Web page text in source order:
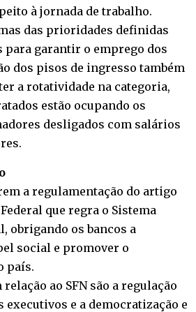
à jornada de trabalho.
das prioridades definidas
para garantir o emprego dos
dos pisos de ingresso também
a rotatividade na categoria,
estão ocupando os
desligados com salários
a regulamentação do artigo
que regra o Sistema
obrigando os bancos a
social e promover o
país.
ao SFN são a regulação
executivos e a democratização e